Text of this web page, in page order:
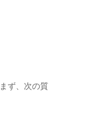
ず、次の質